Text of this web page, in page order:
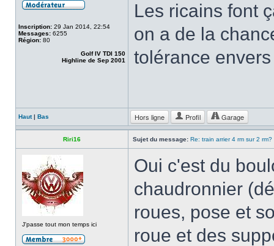
Inscription: 29 Jan 2014, 22:54
Messages: 6255
Région: 80
Golf IV TDI 150
Highline de Sep 2001
Les ricains font
on a de la
tolérance
Haut| Bas Hors ligne Profil Garage
Riri16 Sujet du message: Re: train arrier 4 rm sur 2 rm?
J'passe tout mon temps ici
Oui c'est du
chaudronnier
roues, pose et
roue et des